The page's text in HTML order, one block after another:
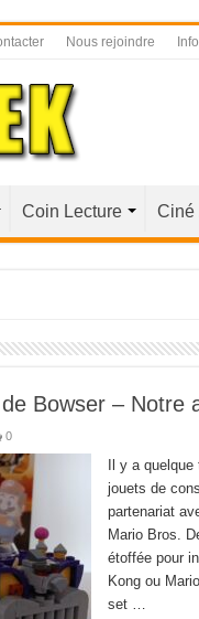
Nous rejoindre
Coin Lecture Ciné
Bowser – Notre
0
Il y a
jouets de
partenariat
Mario Bros.
étoffée pour
Kong ou
set …